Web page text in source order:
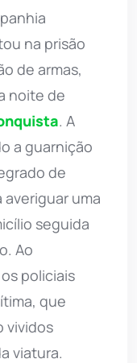
na prisão
de armas,
noite de
. A
a guarnição
de
uma
seguida
Ao
policiais
que
vividos
viatura.